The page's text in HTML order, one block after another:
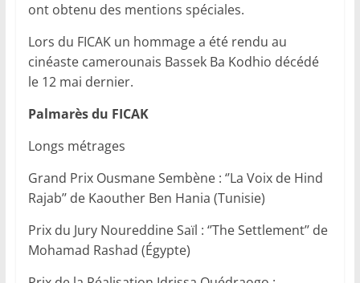
ont obtenu des mentions spéciales.
Lors du FICAK un hommage a été rendu au
cinéaste camerounais Bassek Ba Kodhio décédé
le 12 mai dernier.
Palmarès du FICAK
Longs métrages
Grand Prix Ousmane Sembène : ‘’La Voix de Hind
Rajab’’ de Kaouther Ben Hania (Tunisie)
Prix du Jury Noureddine Saïl : ‘’The Settlement’’ de
Mohamad Rashad (Égypte)